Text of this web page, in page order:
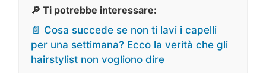
🔎 Ti potrebbe interessare:
📄 Cosa succede se non ti lavi i capelli
per una settimana? Ecco la verità che gli
hairstylist non vogliono dire